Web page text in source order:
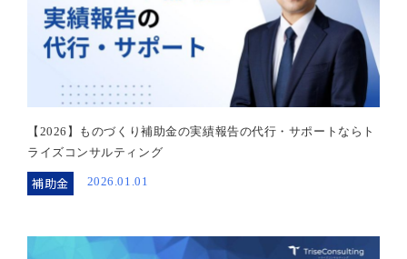
【2026】ものづくり補助金の実績報告の代行・サポートならト
ライズコンサルティング
補助金 2026.01.01